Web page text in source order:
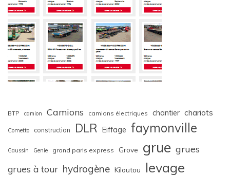
BTP camion Camions camions électriques chantier chariots
Cometto construction DLR Eiffage faymonville
Gaussin Genie grand paris express Grove grue grues
grues à tour hydrogène Kiloutou levage